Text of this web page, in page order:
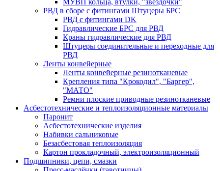
МУВП кольца, втулки, "звездочки"
РВД в сборе с фитингами Штуцеры БРС
РВД с фитингами DK
Гидравлические БРС для РВД
Краны гидравлические для РВД
Штуцеры соединительные и переходные для
РВД
Ленты конвейерные
Ленты конвейерные резинотканевые
Крепления типа "Крокодил", "Баргер",
"МАТО"
Ремни плоские приводные резинотканевые
Асбестотехнические и теплоизоляционные материалы
Паронит
Асбестотехнические изделия
Набивки сальниковые
Безасбестовая теплоизоляция
Картон прокладочный, электроизоляционный
Подшипники, цепи, смазки